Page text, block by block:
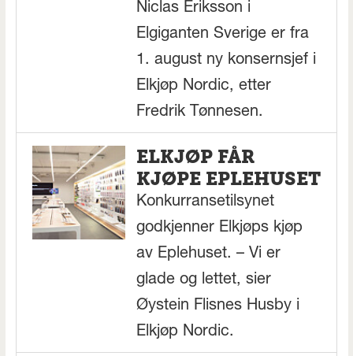
Niclas Eriksson i
Elgiganten Sverige er fra
1. august ny konsernsjef i
Elkjøp Nordic, etter
Fredrik Tønnesen.
ELKJØP FÅR
KJØPE EPLEHUSET
Konkurransetilsynet
godkjenner Elkjøps kjøp
av Eplehuset. – Vi er
glade og lettet, sier
Øystein Flisnes Husby i
Elkjøp Nordic.